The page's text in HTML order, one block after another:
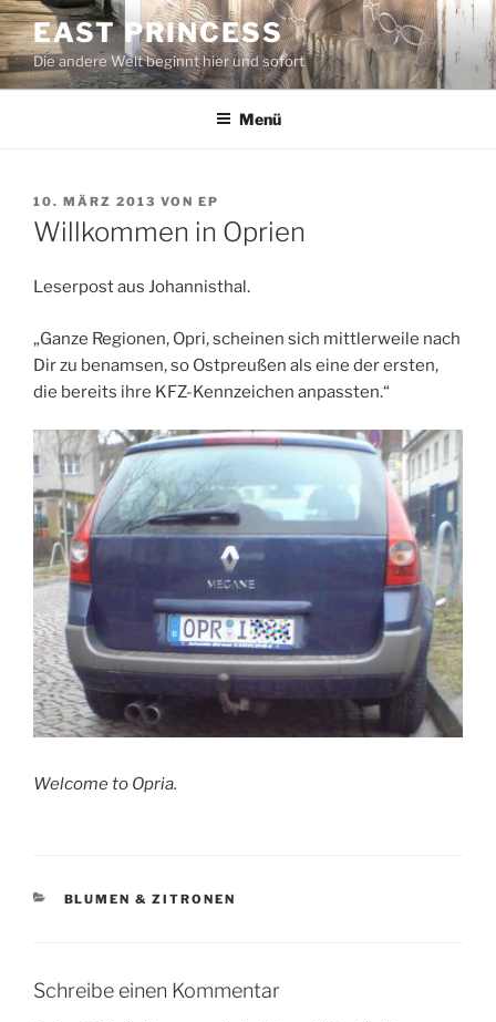
Zum
Inhalt
springen
EAST PRINCESS
Die andere Welt beginnt hier und sofort
Menü
VERÖFFENTLICHT
AM
10. MÄRZ 2013 VON EP
Willkommen in Oprien
Leserpost aus Johannisthal.
„Ganze Regionen, Opri, scheinen sich mittlerweile nach
Dir zu benamsen, so Ostpreußen als eine der ersten,
die bereits ihre KFZ-Kennzeichen anpassten.“
Welcome to Opria.
KATEGORIEN
BLUMEN & ZITRONEN
Schreibe einen Kommentar